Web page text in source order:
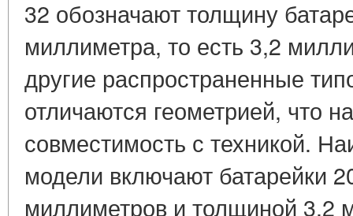
32 обозначают толщину
миллиметра, то есть 3,2
другие распространенные
отличаются геометрией, что
совместимость с техникой.
модели включают батарейки
миллиметров и толщиной 3,2